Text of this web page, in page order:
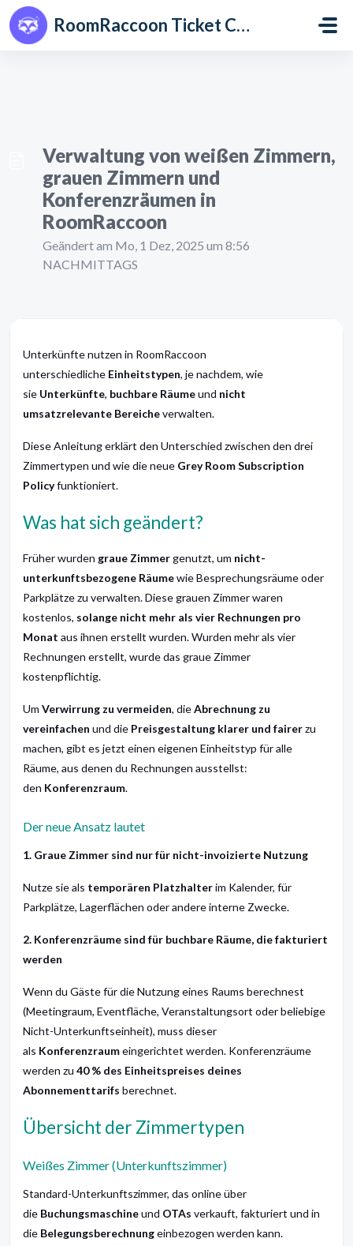
Zum hauptsächlichen Inhalt gehen
RoomRaccoon Ticket Centre
Verwaltung von weißen Zimmern,
grauen Zimmern und
Konferenzräumen in
RoomRaccoon
Geändert am Mo, 1 Dez, 2025 um 8:56
NACHMITTAGS
Unterkünfte nutzen in RoomRaccoon
unterschiedliche Einheitstypen, je nachdem, wie
sie Unterkünfte, buchbare Räumeund nicht
umsatzrelevante Bereicheverwalten.
Diese Anleitung erklärt den Unterschied zwischen den drei
Zimmertypen und wie die neue Grey Room Subscription
Policyfunktioniert.
Was hat sich geändert?
Früher wurden graue Zimmergenutzt, um nicht-
unterkunftsbezogene Räumewie Besprechungsräume oder
Parkplätze zu verwalten. Diese grauen Zimmer waren
kostenlos, solange nicht mehr als vier Rechnungen pro
Monat aus ihnen erstellt wurden. Wurden mehr als vier
Rechnungen erstellt, wurde das graue Zimmer
kostenpflichtig.
Um Verwirrung zu vermeiden, dieAbrechnung zu
vereinfachen und die Preisgestaltung klarer und fairerzu
machen, gibt es jetzt einen eigenen Einheitstyp für alle
Räume, aus denen du Rechnungen ausstellst:
den Konferenzraum.
Der neue Ansatz lautet
1. Graue Zimmer sind nur für nicht-invoizierte Nutzung
Nutze sie als temporären Platzhalterim Kalender, für
Parkplätze, Lagerflächen oder andere interne Zwecke.
2. Konferenzräume sind für buchbare Räume, die fakturiert
werden
Wenn du Gäste für die Nutzung eines Raums berechnest
(Meetingraum, Eventfläche, Veranstaltungsort oder beliebige
Nicht-Unterkunftseinheit), muss dieser
als Konferenzraumeingerichtet werden. Konferenzräume
werden zu 40 % des Einheitspreises deines
Abonnementtarifs berechnet.
Übersicht der Zimmertypen
Weißes Zimmer (Unterkunftszimmer)
Standard-Unterkunftszimmer, das online über
die Buchungsmaschineund OTAs verkauft, fakturiert und in
die Belegungsberechnungeinbezogen werden kann.